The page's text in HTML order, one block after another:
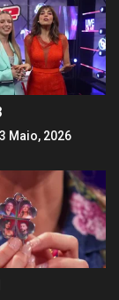
Maio, 2026